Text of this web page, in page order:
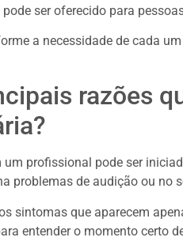
ser oferecido para
a necessidade de cada
razões
profissional pode ser
problemas de audição ou no
sintomas que aparecem
entender o momento certo